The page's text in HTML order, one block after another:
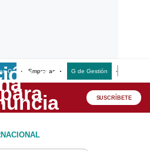
G Empresas G de Gestión
SUSCRÍBETE